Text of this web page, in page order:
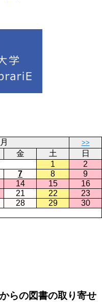
>>
金 土
日
1
2
7 8
9
14 15
16
21 22
23
28 29
30
らの図書の取り寄せ